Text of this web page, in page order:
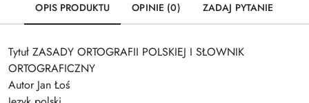
OPIS PRODUKTU OPINIE (0) ZADAJ PYTANIE
Tytuł ZASADY ORTOGRAFII POLSKIEJ I SŁOWNIK
ORTOGRAFICZNY
Autor Jan Łoś